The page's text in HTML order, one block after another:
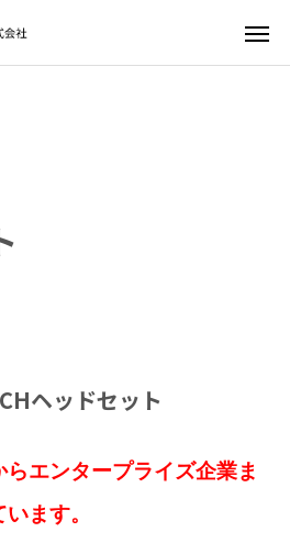
ヘッドセット
エンタープライズ企業ま
ます。